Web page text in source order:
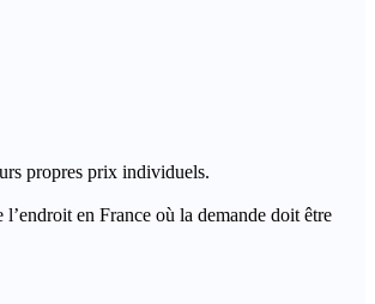
propres prix individuels.
en France où la demande doit être